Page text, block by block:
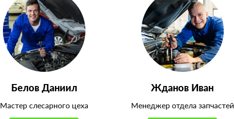
Белов Даниил
Мастер слесарного цеха
Жданов Иван
Менеджер отдела запчастей